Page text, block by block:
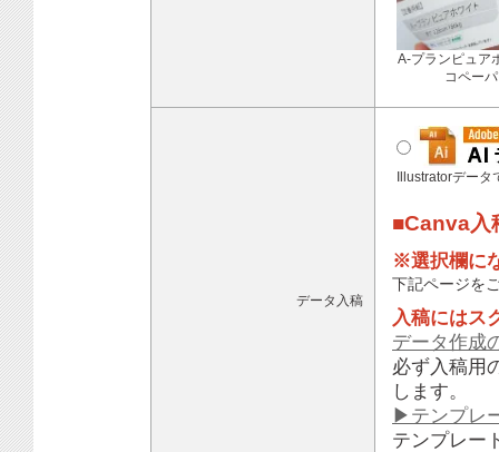
A-プランピュア
コペー
データ入稿
Illustratorデータ
■Canva入
※選択欄に
下記ページを
入稿にはス
データ作成
必ず入稿用
します。
▶テンプレ
テンプレー